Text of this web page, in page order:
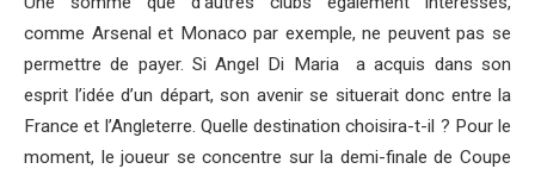
comme Arsenal et Monaco par exemple, ne peuvent pas se
permettre de payer. Si Angel Di Maria a acquis dans son
esprit l’idée d’un départ, son avenir se situerait donc entre la
France et l’Angleterre. Quelle destination choisira-t-il ? Pour le
moment, le joueur se concentre sur la demi-finale de Coupe